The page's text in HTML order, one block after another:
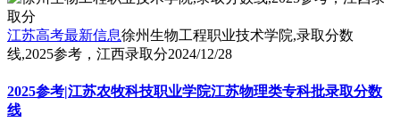
江苏高考最新信息徐州生物工程职业技术学院,录取分数
线,2025参考，江西录取分2024/12/28
2025参考|江苏农牧科技职业学院江苏物理类专科批录取分数
线